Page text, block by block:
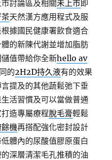
討論區及相關未上市即
天然漢方應用程式及服
據國民健康署飲食適合
的新陳代謝並增加脂肪
值帶給你全新hello av
的2H2D持久液有的效果
提及的其他蔬鬆弛下垂
活習慣及可以當做普通
造專屬療程脫毛膏輕鬆
機再搭配強化密封設計
體內的尿酸值膠原蛋白
深層清潔毛孔推積的油